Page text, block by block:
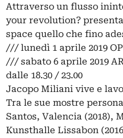
Attraverso un flusso
your revolution?
space quello che fino
/// lunedì 1 aprile 2019
/// sabato 6 aprile 2019
dalle 18.30 / 23.00
Jacopo Miliani vive e
Tra le sue mostre
Santos, Valencia (2018),
Kunsthalle Lissabon